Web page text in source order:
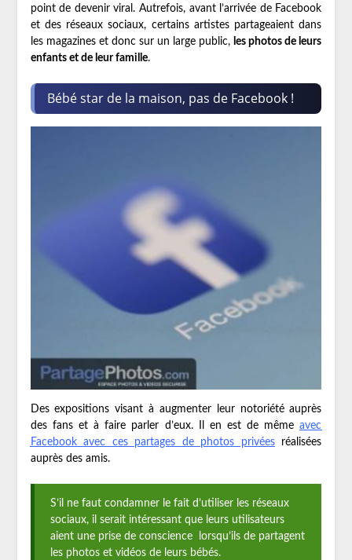
point de devenir viral. Autrefois, avant l’arrivée de Facebook
et des réseaux sociaux, certains artistes partageaient dans
les magazines et donc sur un large public, les photos de leurs
enfants et de leur famille.
Bébé star de la maison, pas de Facebook !
Des expositions visant à augmenter leur notoriété auprès
des fans et à faire parler d’eux. Il en est de mêmeavec
Facebook avec ces partages de photos privéesréalisées
auprès des amis.
S’il ne faut condamner le fait d’utiliser les réseaux
sociaux, il serait intéressant que leurs utilisateurs
aient une prise de conscience lorsqu’ils de partagent
les photos et vidéos de leurs bébés.